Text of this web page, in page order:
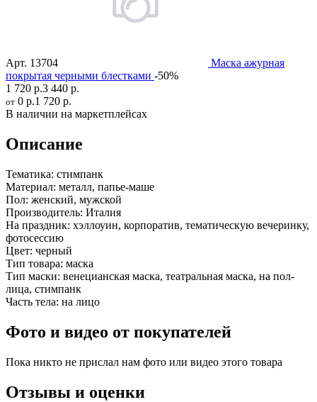
Арт. 13704
Маска ажурная
покрытая черными блестками -50%
1 720 р.3 440 р.
от 0 р.1 720 р.
В наличии на маркетплейсах
Описание
Тематика: стимпанк
Материал: металл, папье-маше
Пол: женский, мужской
Производитель: Италия
На праздник: хэллоуин, корпоратив, тематическую вечеринку,
фотосессию
Цвет: черный
Тип товара: маска
Тип маски: венецианская маска, театральная маска, на пол-
лица, стимпанк
Часть тела: на лицо
Фото и видео от покупателей
Пока никто не прислал нам фото или видео этого товара
Отзывы и оценки